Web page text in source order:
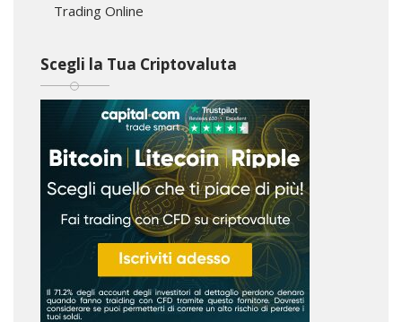
Trading Online
Scegli la Tua Criptovaluta